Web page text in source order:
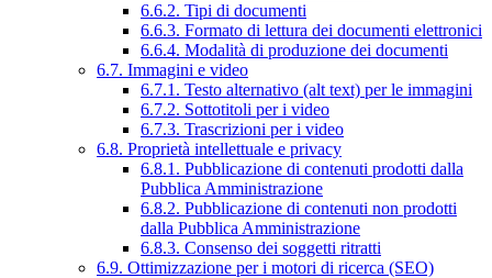
6.6.2. Tipi di documenti
6.6.3. Formato di lettura dei documenti elettronici
6.6.4. Modalità di produzione dei documenti
6.7. Immagini e video
6.7.1. Testo alternativo (alt text) per le immagini
6.7.2. Sottotitoli per i video
6.7.3. Trascrizioni per i video
6.8. Proprietà intellettuale e privacy
6.8.1. Pubblicazione di contenuti prodotti dalla
Pubblica Amministrazione
6.8.2. Pubblicazione di contenuti non prodotti
dalla Pubblica Amministrazione
6.8.3. Consenso dei soggetti ritratti
6.9. Ottimizzazione per i motori di ricerca (SEO)